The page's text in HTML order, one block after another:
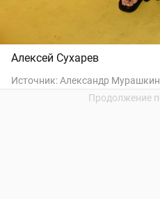
Алексей Сухарев
Источник:Александр Мурашкин